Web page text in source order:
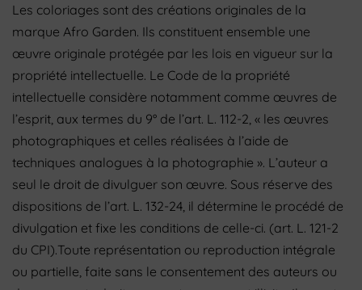
Les coloriages sont des créations originales de la
marque Afro Garden. Ils constituent ensemble une
œuvre originale protégée par les lois en vigueur sur la
propriété intellectuelle. Le Code de la propriété
intellectuelle considère notamment comme œuvres de
l’esprit, aux termes du 9° de l’art. L. 112-2, « les œuvres
photographiques et celles réalisées à l’aide de
techniques analogues à la photographie ». L’auteur a
seul le droit de divulguer son œuvre. Sous réserve des
dispositions de l’art. L. 132-24, il détermine le procédé de
divulgation et fixe les conditions de celle-ci. (art. L. 121-2
du CPI).Toute représentation ou reproduction intégrale
ou partielle, faite sans le consentement des auteurs ou